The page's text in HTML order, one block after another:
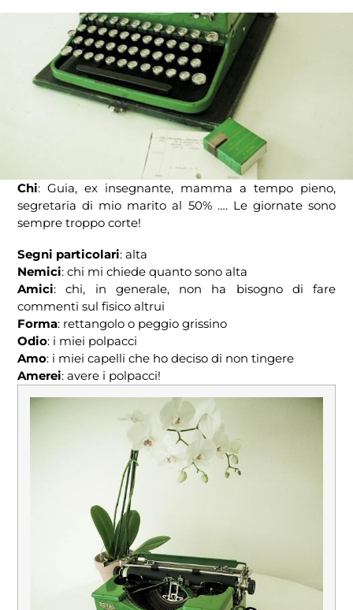
Chi: Guia, ex insegnante, mamma a tempo pieno,
segretaria di mio marito al 50% …. Le giornate sono
sempre troppo corte!
Segni particolari: alta
Nemici: chi mi chiede quanto sono alta
Amici: chi, in generale, non ha bisogno di fare
commenti sul fisico altrui
Forma: rettangolo o peggio grissino
Odio: i miei polpacci
Amo: i miei capelli che ho deciso di non tingere
Amerei: avere i polpacci!